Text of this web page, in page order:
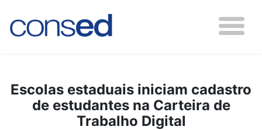
Escolas estaduais iniciam cadastro
de estudantes na Carteira de
Trabalho Digital